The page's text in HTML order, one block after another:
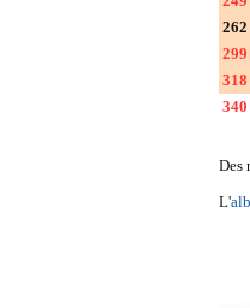
262
299
318
340
Des
L'